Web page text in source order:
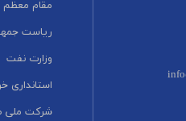
مقام معظم
ریاست
وزارت نفت
استانداری
شرکت ملی